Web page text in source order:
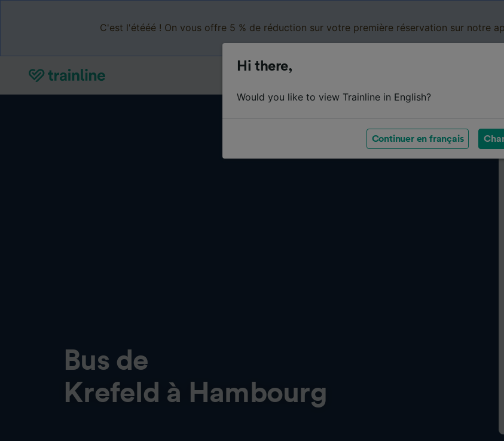
C'est l'étééé ! On vous offre 5 % de réduction sur votre première réservation sur notre
Bus de
Krefeld à Hambourg
Hi there,
Would you like to view Trainline in English?
Continuer en français